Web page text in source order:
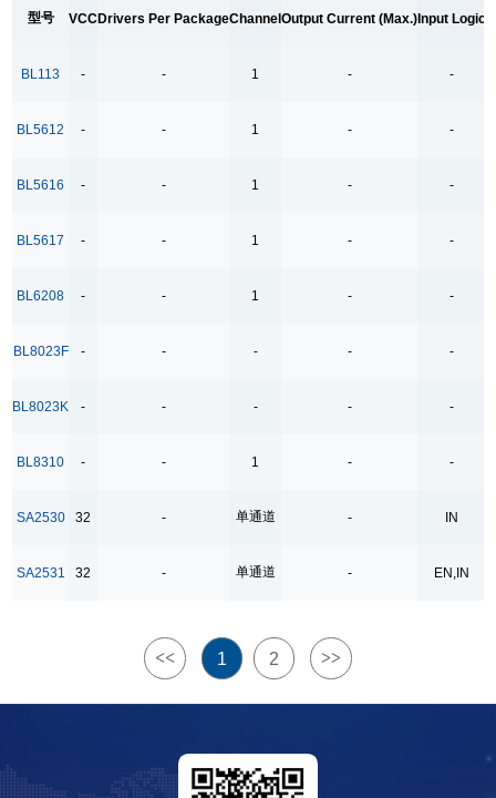
INA,INB
Package
+1.0A,-1.5A
Application
安防
智能电表
步进马达
Bidirectional Relay Driver
型号 VCCDrivers Per PackageChannelOutput Current (Max.)Input Logic
BL113 - - 1 - -
BL5612 - - 1 - -
BL5616 - - 1 - -
BL5617 - - 1 - -
BL6208 - - 1 - -
BL8023F - - - - -
BL8023K - - - - -
BL8310 - - 1 - -
SA2530 32 - 单通道 - IN
SA2531 32 - 单通道 - EN,IN
<< 1 2 >>